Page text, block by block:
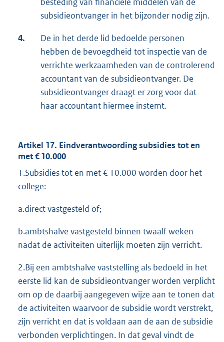
subsidieontvanger in het bijzonder nodig zijn.
4.
De in het derde lid bedoelde personen
hebben de bevoegdheid tot inspectie van de
verrichte werkzaamheden van de controlerend
accountant van de subsidieontvanger. De
subsidieontvanger draagt er zorg voor dat
haar accountant hiermee instemt.
Artikel 17. Eindverantwoording subsidies tot en
met € 10.000
1.Subsidies tot en met € 10.000 worden door het
college:
a.direct vastgesteld of;
b.ambtshalve vastgesteld binnen twaalf weken
nadat de activiteiten uiterlijk moeten zijn verricht.
2.Bij een ambtshalve vaststelling als bedoeld in het
eerste lid kan de subsidieontvanger worden verplicht
om op de daarbij aangegeven wijze aan te tonen dat
de activiteiten waarvoor de subsidie wordt verstrekt,
zijn verricht en dat is voldaan aan de aan de subsidie
verbonden verplichtingen. In dat geval vindt de